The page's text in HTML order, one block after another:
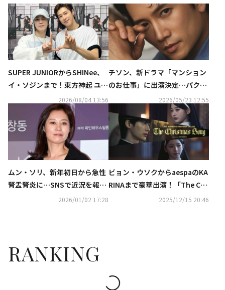
SUPER JUNIORからSHINee、
イ・ソジンまで！東方神起 ユン
ホの初ソロコンサートに豪華芸
能人が集結
2026/08/04 13:56
チソン、新ドラマ「マンション
のお仕事」に出演決定…パク・
ビョンウン＆ムン・ソリらと共
演
2026/05/23 12:55
ムン・ソリ、新年初日から急性
腎盂腎炎に…SNSで近況を報告
「厄払いだと思う」2026/01/02 17:28
ビョン・ウソクからaespaのKA
RINAまで豪華出演！「The Chr
istmas Song」MV公開2025/12/15 20:46
RANKING